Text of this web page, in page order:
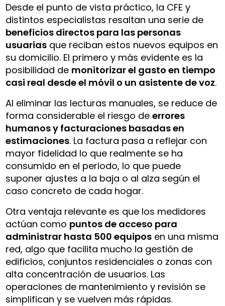
Desde el punto de vista práctico, la CFE y
distintos especialistas resaltan una serie de
beneficios directos para las personas
usuarias que reciban estos nuevos equipos en
su domicilio. El primero y más evidente es la
posibilidad de monitorizar el gasto en tiempo
casi real desde el móvil o un asistente de voz.
Al eliminar las lecturas manuales, se reduce de
forma considerable el riesgo deerrores
humanos y facturaciones basadas en
estimaciones. La factura pasa a reflejar con
mayor fidelidad lo que realmente se ha
consumido en el periodo, lo que puede
suponer ajustes a la baja o al alza según el
caso concreto de cada hogar.
Otra ventaja relevante es que los medidores
actúan como puntos de acceso para
administrar hasta 500 equipos en una misma
red, algo que facilita mucho la gestión de
edificios, conjuntos residenciales o zonas con
alta concentración de usuarios. Las
operaciones de mantenimiento y revisión se
simplifican y se vuelven más rápidas.